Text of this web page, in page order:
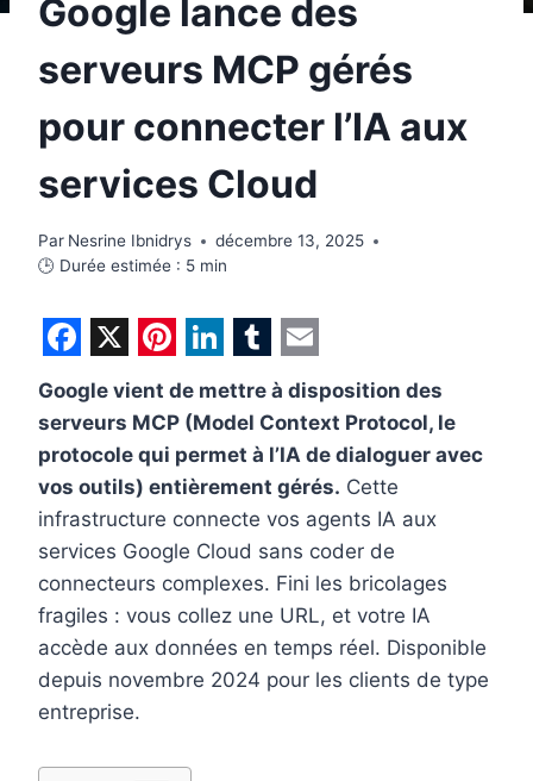
Google lance des
serveurs MCP gérés
pour connecter l’IA aux
services Cloud
Par Nesrine Ibnidrys
décembre 13, 2025
🕒 Durée estimée : 5 min
F
a
c
e
b
o
o
k
X P
i
n
t
e
r
e
s
t
L
i
n
k
e
d
I
n
T
u
m
b
l
r
E
m
a
i
l
Google vient de mettre à disposition des
serveurs MCP (Model Context Protocol, le
protocole qui permet à l’IA de dialoguer avec
vos outils) entièrement gérés. Cette
infrastructure connecte vos agents IA aux
services Google Cloud sans coder de
connecteurs complexes. Fini les bricolages
fragiles : vous collez une URL, et votre IA
accède aux données en temps réel. Disponible
depuis novembre 2024 pour les clients de type
entreprise.